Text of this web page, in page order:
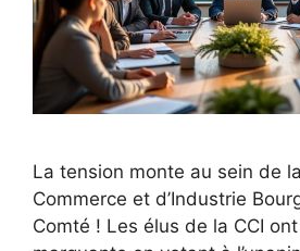
La tension monte au sein de
Commerce et d’Industrie
Comté ! Les élus de la CCI